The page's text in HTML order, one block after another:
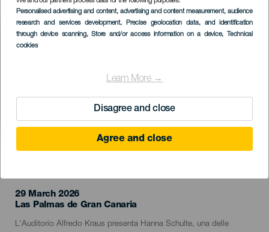
Personalised advertising and content, advertising and content measurement, audience
research and services development, Precise geolocation data, and identification
through device scanning, Store and/or access information on a device, Technical
cookies
Learn More →
Disagree and close
Agree and close
Imagen
Listado
29 March 2026
Localidad
Las Palmas de Gran Canaria
Descripción
L'Auditorio Alfredo Kraus presenta Hanna Schulte, una delle